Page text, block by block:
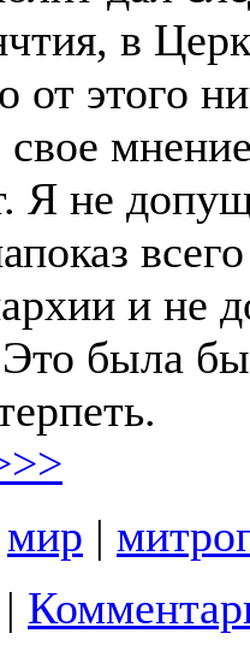
в
от этого
Я не
и не
была
мир |